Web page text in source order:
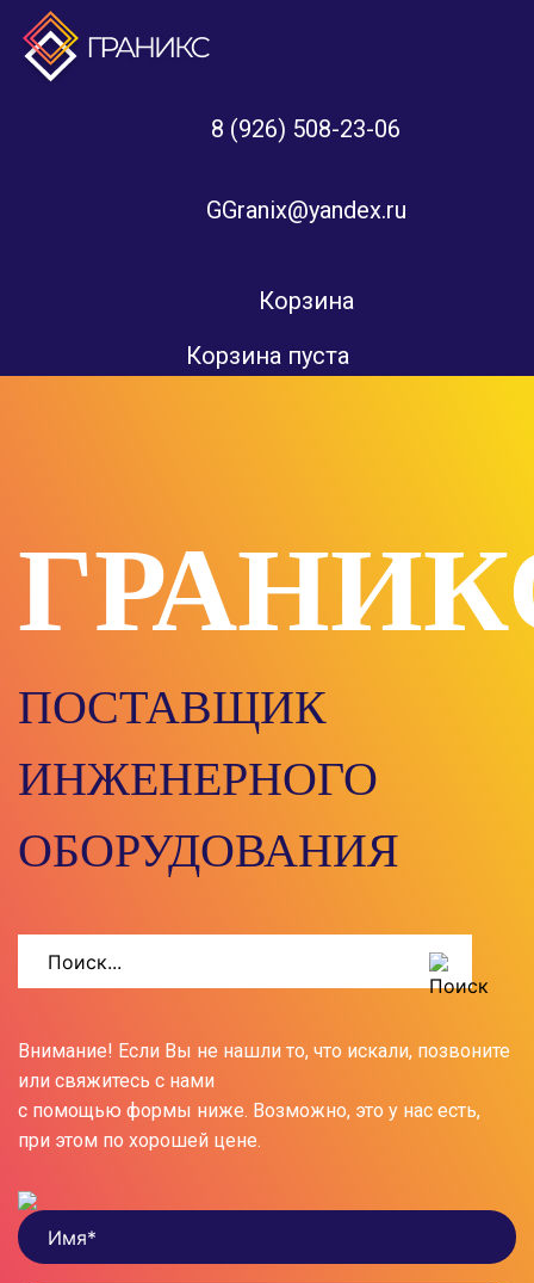
8 (926) 508-23-06
GGranix@yandex.ru
Корзина
Корзина пуста
ПОСТАВЩИК
ИНЖЕНЕРНОГО
ОБОРУДОВАНИЯ
Внимание! Если Вы не нашли то, что искали, позвоните
или свяжитесь с нами
с помощью формы ниже. Возможно, это у нас есть,
при этом по хорошей цене.